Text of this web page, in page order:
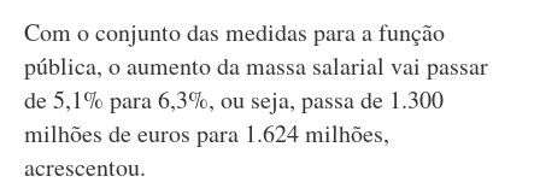
Com o conjunto das medidas para a função
pública, o aumento da massa salarial vai passar
de 5,1% para 6,3%, ou seja, passa de 1.300
milhões de euros para 1.624 milhões,
acrescentou.